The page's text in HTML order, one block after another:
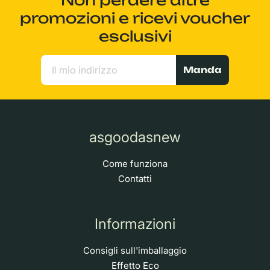
promozioni e ricevi voucher
esclusivi
Manda
asgoodasnew
Come funziona
Contatti
Informazioni
Consigli sull'imballaggio
Effetto Eco